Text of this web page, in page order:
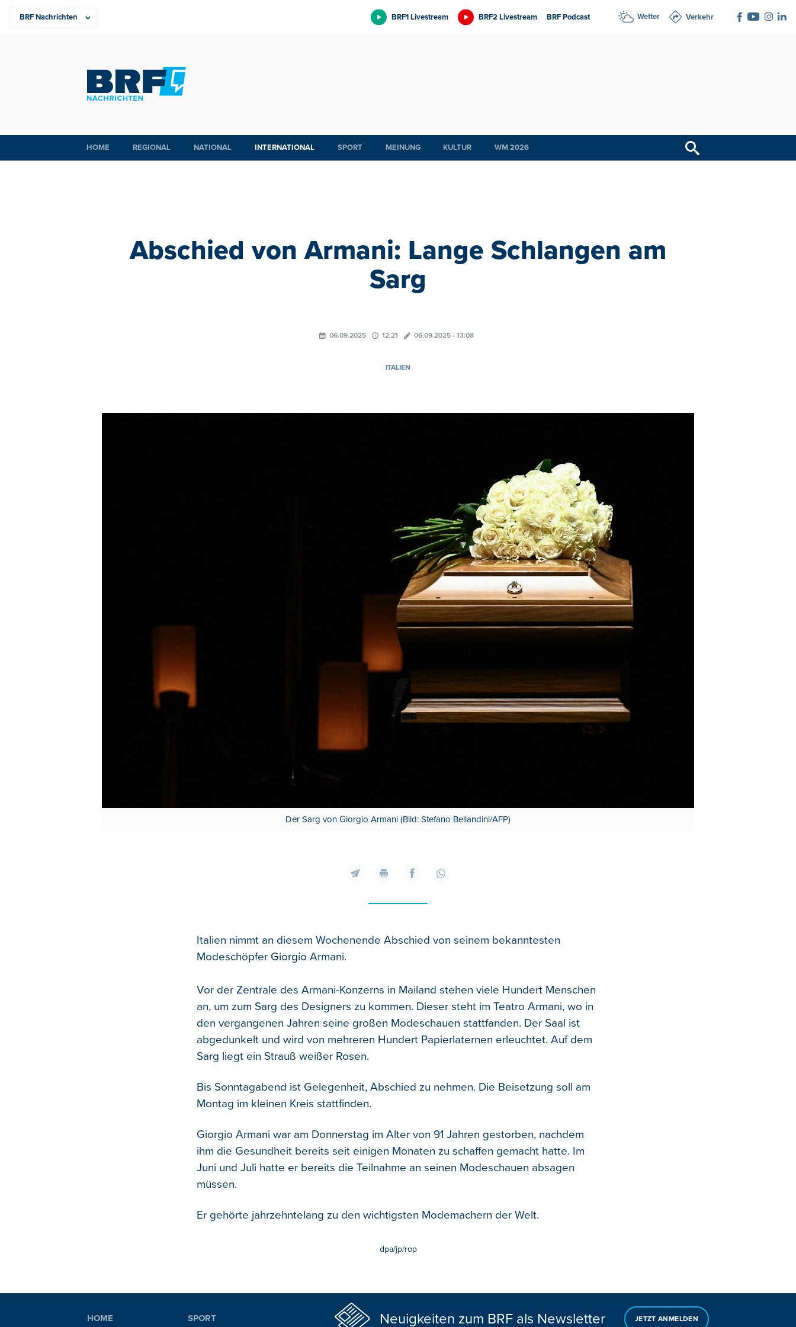
BRF1 Livestream BRF2 Livestream BRF Podcast Wetter Verkehr
HOME REGIONAL NATIONAL INTERNATIONAL SPORT MEINUNG KULTUR WM 2026
Abschied von Armani: Lange Schlangen am
Sarg
06.09.2025 12:21 06.09.2025 - 13:08
ITALIEN
Der Sarg von Giorgio Armani (Bild: Stefano Bellandini/AFP)
Italien nimmt an diesem Wochenende Abschied von seinem bekanntesten
Modeschöpfer Giorgio Armani.
Vor der Zentrale des Armani-Konzerns in Mailand stehen viele Hundert Menschen
an, um zum Sarg des Designers zu kommen. Dieser steht im Teatro Armani, wo in
den vergangenen Jahren seine großen Modeschauen stattfanden. Der Saal ist
abgedunkelt und wird von mehreren Hundert Papierlaternen erleuchtet. Auf dem
Sarg liegt ein Strauß weißer Rosen.
Bis Sonntagabend ist Gelegenheit, Abschied zu nehmen. Die Beisetzung soll am
Montag im kleinen Kreis stattfinden.
Giorgio Armani war am Donnerstag im Alter von 91 Jahren gestorben, nachdem
ihm die Gesundheit bereits seit einigen Monaten zu schaffen gemacht hatte. Im
Juni und Juli hatte er bereits die Teilnahme an seinen Modeschauen absagen
müssen.
Er gehörte jahrzehntelang zu den wichtigsten Modemachern der Welt.
dpa/jp/rop
HOME
SPORT
Neuigkeiten zum BRF als Newsletter JETZT ANMELDEN